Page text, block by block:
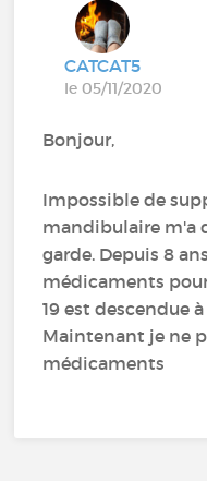
CATCAT5
le 05/11/2020
Bonjour,
Impossible de
mandibulaire m'a
garde. Depuis 8
médicaments
19 est descendue
Maintenant je ne
médicaments